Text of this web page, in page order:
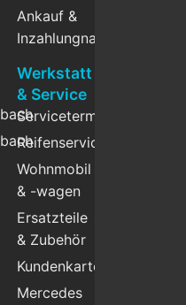
Ankauf &
Inzahlungnahme
Werkstatt
& Service
Servicetermin
Reifenservice
Wohnmobil
& -wagen
Ersatzteile
& Zubehör
Kundenkarte
Mercedes